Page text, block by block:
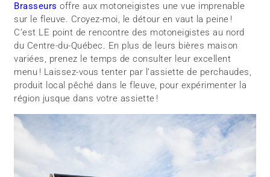
Brasseurs offre aux motoneigistes une vue imprenable
sur le fleuve. Croyez-moi, le détour en vaut la peine !
C’est LE point de rencontre des motoneigistes au nord
du Centre-du-Québec. En plus de leurs bières maison
variées, prenez le temps de consulter leur excellent
menu ! Laissez-vous tenter par l’assiette de perchaudes,
produit local pêché dans le fleuve, pour expérimenter la
région jusque dans votre assiette !